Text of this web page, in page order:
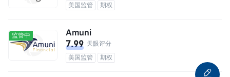
美国监管
期权
监管中 Amuni
7.99 天眼评分
美国监管
期权